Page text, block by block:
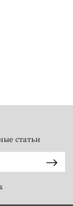
статьи